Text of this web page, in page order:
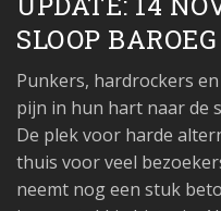
SLOOP
Punkers, hardrockers
pijn in hun hart naar de
De plek voor harde
thuis voor veel
neemt nog een stuk